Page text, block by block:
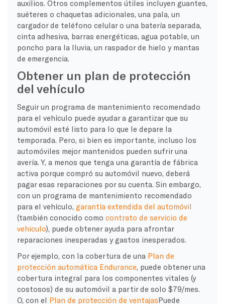
auxilios. Otros complementos útiles incluyen guantes,
suéteres o chaquetas adicionales, una pala, un
cargador de teléfono celular o una batería separada,
cinta adhesiva, barras energéticas, agua potable, un
poncho para la lluvia, un raspador de hielo y mantas
de emergencia.
Obtener un plan de protección
del vehículo
Seguir un programa de mantenimiento recomendado
para el vehículo puede ayudar a garantizar que su
automóvil esté listo para lo que le depare la
temporada. Pero, si bien es importante, incluso los
automóviles mejor mantenidos pueden sufrir una
avería. Y, a menos que tenga una garantía de fábrica
activa porque compró su automóvil nuevo, deberá
pagar esas reparaciones por su cuenta. Sin embargo,
con un programa de mantenimiento recomendado
para el vehículo, garantía extendida del automóvil
(también conocido como contrato de servicio de
vehiculo), puede obtener ayuda para afrontar
reparaciones inesperadas y gastos inesperados.
Por ejemplo, con la cobertura de una Plan de
protección automática Endurance, puede obtener una
cobertura integral para los componentes vitales (y
costosos) de su automóvil a partir de solo $79/mes.
O, con el Plan de protección de ventajasPuede